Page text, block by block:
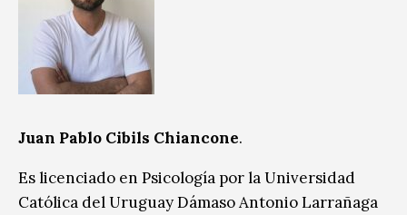
Juan Pablo Cibils Chiancone.
Es licenciado en Psicología por la Universidad
Católica del Uruguay Dámaso Antonio Larrañaga